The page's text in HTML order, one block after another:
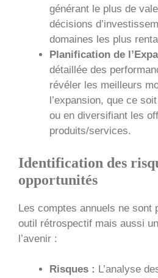
générant le plus de
décisions
domaines les plus
Planification de
détaillée des
révéler les meilleurs
l’expansion, que ce
ou en diversifiant les
produits/services.
Identification des
opportunités
Les comptes annuels ne sont
outil rétrospectif mais aussi
l’avenir :
Risques : L’analyse